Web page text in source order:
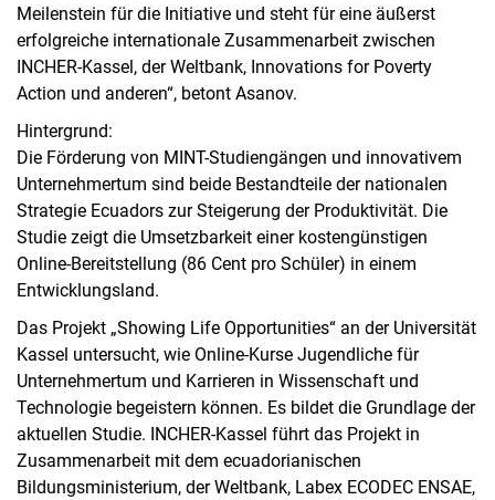
Meilenstein für die Initiative und steht für eine äußerst
erfolgreiche internationale Zusammenarbeit zwischen
INCHER-Kassel, der Weltbank, Innovations for Poverty
Action und anderen“, betont Asanov.
Hintergrund:
Die Förderung von MINT-Studiengängen und innovativem
Unternehmertum sind beide Bestandteile der nationalen
Strategie Ecuadors zur Steigerung der Produktivität. Die
Studie zeigt die Umsetzbarkeit einer kostengünstigen
Online-Bereitstellung (86 Cent pro Schüler) in einem
Entwicklungsland.
Das Projekt „Showing Life Opportunities“ an der Universität
Kassel untersucht, wie Online-Kurse Jugendliche für
Unternehmertum und Karrieren in Wissenschaft und
Technologie begeistern können. Es bildet die Grundlage der
aktuellen Studie. INCHER-Kassel führt das Projekt in
Zusammenarbeit mit dem ecuadorianischen
Bildungsministerium, der Weltbank, Labex ECODEC ENSAE,